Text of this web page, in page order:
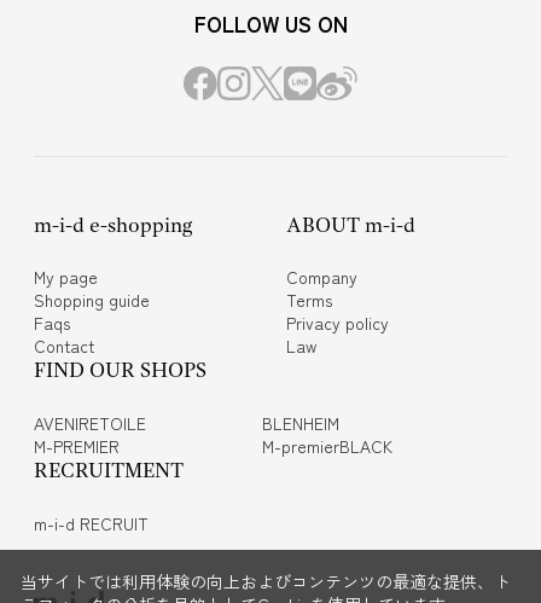
FOLLOW US ON
m-i-d e-shopping
My page
Shopping guide
Faqs
Contact
ABOUT m-i-d
Company
Terms
Privacy policy
Law
FIND OUR SHOPS
AVENIRETOILE
BLENHEIM
M-PREMIER
M-premierBLACK
RECRUITMENT
m-i-d RECRUIT
当サイトでは利用体験の向上およびコンテンツの最適な提供、ト